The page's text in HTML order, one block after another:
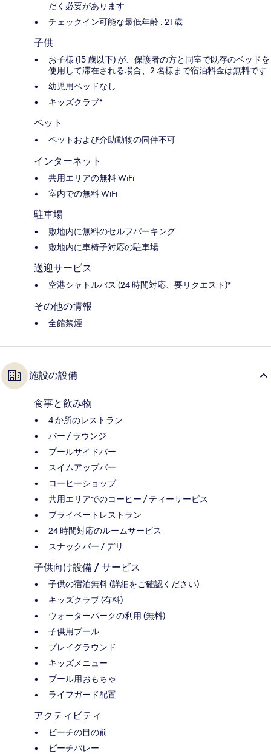
だく必要があります
チェックイン可能な最低年齢 : 21 歳
子供
お子様 (15 歳以下) が、保護者の方と同室で既存のベッドを
使用して滞在される場合、2 名様まで宿泊料金は無料です
幼児用ベッドなし
キッズクラブ*
ペット
ペットおよび介助動物の同伴不可
インターネット
共用エリアの無料 WiFi
室内での無料 WiFi
駐車場
敷地内に無料のセルフパーキング
敷地内に車椅子対応の駐車場
送迎サービス
空港シャトルバス (24 時間対応、要リクエスト)*
その他の情報
全館禁煙
施設の設備
食事と飲み物
4 か所のレストラン
バー / ラウンジ
プールサイドバー
スイムアップバー
コーヒーショップ
共用エリアでのコーヒー / ティーサービス
プライベートレストラン
24 時間対応のルームサービス
スナックバー / デリ
子供向け設備 / サービス
子供の宿泊無料 (詳細をご確認ください)
キッズクラブ (有料)
ウォーターパークの利用 (無料)
子供用プール
プレイグラウンド
キッズメニュー
プール用おもちゃ
ライフガード配置
アクティビティ
ビーチの目の前
ビーチバレー